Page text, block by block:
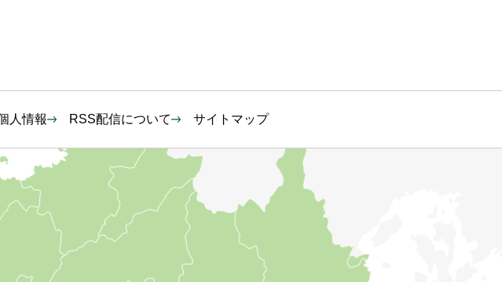
人情報 RSS配信について サイトマップ